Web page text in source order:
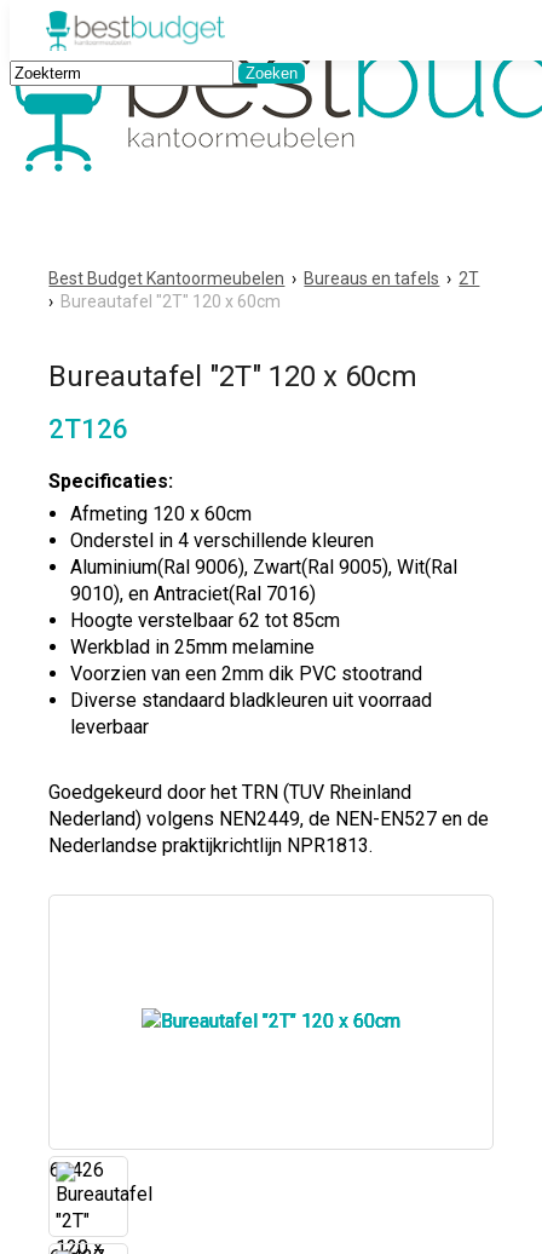
Best Budget Kantoormeubelen › Bureaus en tafels › 2T
› Bureautafel "2T" 120 x 60cm
Bureautafel "2T" 120 x 60cm
2T126
Specificaties:
Afmeting 120 x 60cm
Onderstel in 4 verschillende kleuren
Aluminium(Ral 9006), Zwart(Ral 9005), Wit(Ral
9010), en Antraciet(Ral 7016)
Hoogte verstelbaar 62 tot 85cm
Werkblad in 25mm melamine
Voorzien van een 2mm dik PVC stootrand
Diverse standaard bladkleuren uit voorraad
leverbaar
Goedgekeurd door het TRN (TUV Rheinland
Nederland) volgens NEN2449, de NEN-EN527 en de
Nederlandse praktijkrichtlijn NPR1813.
61426